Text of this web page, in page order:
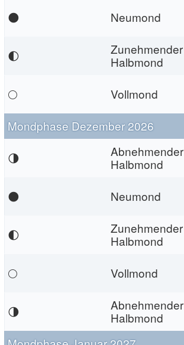
🌑
Neumond
🌓
Zunehmender
Halbmond
🌕
Vollmond
Mondphase Dezember 2026
🌗
Abnehmender
Halbmond
🌑
Neumond
🌓
Zunehmender
Halbmond
🌕
Vollmond
🌗
Abnehmender
Halbmond